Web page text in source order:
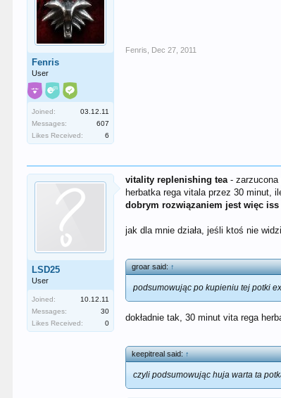
Fenris
User
Joined:
03.12.11
Messages:
607
Likes Received:
6
Fenris Dec 27, 2011
LSD25
User
Joined:
10.12.11
Messages:
30
Likes Received:
0
vitality replenishing tea- zarzucona
herbatka rega vitala przez 30 minut,
dobrym rozwiązaniem jest więc
jak dla mnie działa, jeśli ktoś nie
groar said:↑
podsumowując po kupieniu tej potki
dokładnie tak, 30 minut vita rega
keepitreal said:↑
czyli podsumowując huja warta ta